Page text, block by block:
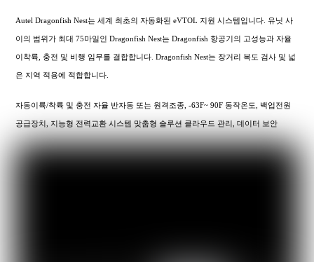
Autel Dragonfish Nest는 세계 최초의 자동화된 eVTOL 지원 시스템입니다. 유닛 사
이의 범위가 최대 75마일인 Dragonfish Nest는 Dragonfish 항공기의 고성능과 자율
이착륙, 충전 및 비행 임무를 결합합니다. Dragonfish Nest는 장거리 복도 검사 및 넓
은 지역 적용에 적합합니다.
자동이륙/착륙 및 충전 자율 반자동 또는 원격조종, -63F~ 90F 동작온도, 백업전원
공급장치, 지능형 전력교환 시스템 맞춤형 솔루션 클라우드 관리, 데이터 보안